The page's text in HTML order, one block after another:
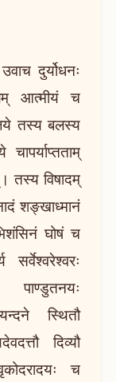
दुर्योधनः
आत्मीयं च
तस्य बलस्य
तस्य विषादम्
शङ्खाध्मानं
घोषं च
स्थितौ
दिव्यौ
च